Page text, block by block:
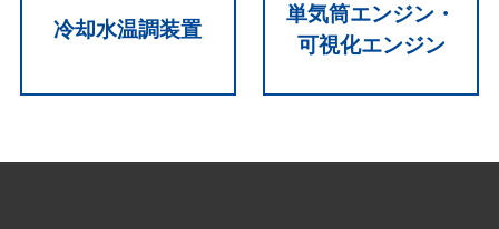
冷却水温調装置
単気筒エンジン・
可視化エンジン